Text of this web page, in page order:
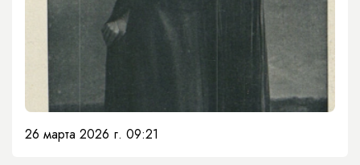
26 марта 2026 г. 09:21